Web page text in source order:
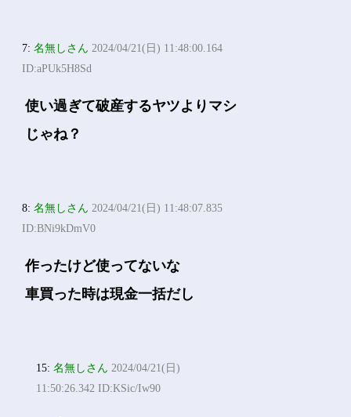
7:名無しさん 2024/04/21(日) 11:48:00.164
ID:aPUk5H8Sd
使い過ぎて破産するヤツよりマシ
じゃね？
8:名無しさん 2024/04/21(日) 11:48:07.835
ID:BNi9kDmV0
作ったけど使ってないな
車買った時は現金一括だし
15:名無しさん 2024/04/21(日)
11:50:26.342 ID:KSic/Iw90